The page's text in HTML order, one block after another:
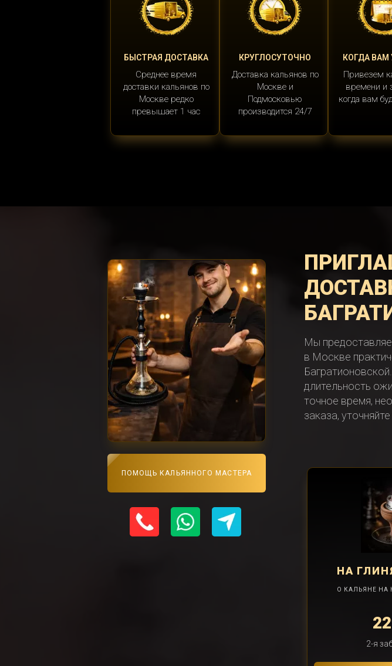
БЫСТРАЯ ДОСТАВКА
Среднее время
доставки кальянов по
Москве редко
превышает 1 час
КРУГЛОСУТОЧНО
Доставка кальянов по
Москве и
Подмосковью
производится 24/7
КОГДА ВАМ
Привезем
времени и
когда вам
ПОМОЩЬ КАЛЬЯННОГО МАСТЕРА
Мы
в Москве
длительность
точное время,
заказа,
НА
О КАЛЬЯНЕ НА
2-я